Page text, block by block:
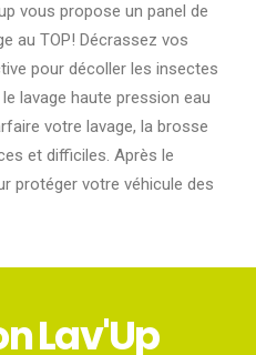
vous propose un panel de
au TOP! Décrassez vos
pour décoller les insectes
lavage haute pression eau
votre lavage, la brosse
et difficiles. Après le
protéger votre véhicule des
Lav'Up